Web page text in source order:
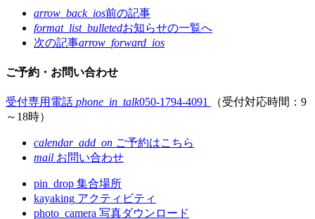
arrow_back_ios前の記事
format_list_bulletedお知らせの一覧へ
次の記事arrow_forward_ios
ご予約・お問い合わせ
受付専用電話 phone_in_talk050-1794-4091
（受付対応時間：9
～18時）
calendar_add_on ご予約はこちら
mail お問い合わせ
pin_drop 集合場所
kayaking アクティビティ
photo_camera 写真ダウンロード